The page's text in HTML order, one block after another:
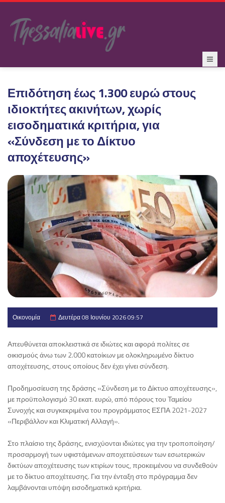
Επιδότηση έως 1.300 ευρώ στους
ιδιοκτήτες ακινήτων, χωρίς
εισοδηματικά κριτήρια, για
«Σύνδεση με το Δίκτυο
αποχέτευσης»
Οικονομία Δευτέρα 08 Ιουνίου 2026 09:57
Απευθύνεται αποκλειστικά σε ιδιώτες και αφορά πολίτες σε
οικισμούς άνω των 2.000 κατοίκων με ολοκληρωμένο δίκτυο
αποχέτευσης, στους οποίους δεν έχει γίνει σύνδεση.
Προδημοσίευση της δράσης «Σύνδεση με το Δίκτυο αποχέτευσης»,
με προϋπολογισμό 30 εκατ. ευρώ, από πόρους του Ταμείου
Συνοχής και συγκεκριμένα του προγράμματος ΕΣΠΑ 2021-2027
«Περιβάλλον και Κλιματική Αλλαγή».
Στο πλαίσιο της δράσης, ενισχύονται ιδιώτες για την τροποποίηση/
προσαρμογή των υφιστάμενων αποχετεύσεων των εσωτερικών
δικτύων αποχέτευσης των κτιρίων τους, προκειμένου να συνδεθούν
με το δίκτυο αποχέτευσης. Για την ένταξη στο πρόγραμμα δεν
λαμβάνονται υπόψη εισοδηματικά κριτήρια.